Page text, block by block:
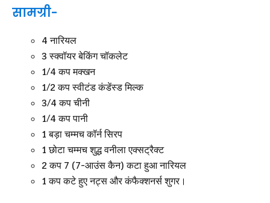
सामग्री-
4 नारियल
3 स्क्वॉयर बेकिंग चॉकलेट
1/4 कप मक्खन
1/2 कप स्वीटंड कंडेंस्ड मिल्क
3/4 कप चीनी
1/4 कप पानी
1 बड़ा चम्मच कॉर्न सिरप
1 छोटा चम्मच शुद्ध वनीला एक्सट्रैक्ट
2 कप 7 (7-आउंस कैन) कटा हुआ नारियल
1 कप कटे हुए नट्स और कंफैक्शनर्स शुगर।